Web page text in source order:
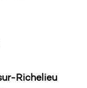
Richelieu